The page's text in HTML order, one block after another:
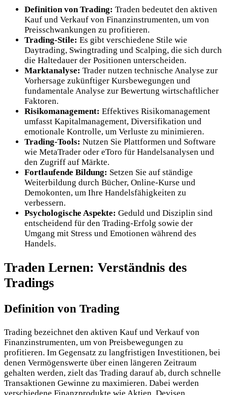
Definition von Trading: Traden bedeutet den aktiven
Kauf und Verkauf von Finanzinstrumenten, um von
Preisschwankungen zu profitieren.
Trading-Stile: Es gibt verschiedene Stile wie
Daytrading, Swingtrading und Scalping, die sich durch
die Haltedauer der Positionen unterscheiden.
Marktanalyse: Trader nutzen technische Analyse zur
Vorhersage zukünftiger Kursbewegungen und
fundamentale Analyse zur Bewertung wirtschaftlicher
Faktoren.
Risikomanagement: Effektives Risikomanagement
umfasst Kapitalmanagement, Diversifikation und
emotionale Kontrolle, um Verluste zu minimieren.
Trading-Tools: Nutzen Sie Plattformen und Software
wie MetaTrader oder eToro für Handelsanalysen und
den Zugriff auf Märkte.
Fortlaufende Bildung: Setzen Sie auf ständige
Weiterbildung durch Bücher, Online-Kurse und
Demokonten, um Ihre Handelsfähigkeiten zu
verbessern.
Psychologische Aspekte: Geduld und Disziplin sind
entscheidend für den Trading-Erfolg sowie der
Umgang mit Stress und Emotionen während des
Handels.
Traden Lernen: Verständnis des
Tradings
Definition von Trading
Trading bezeichnet den aktiven Kauf und Verkauf von
Finanzinstrumenten, um von Preisbewegungen zu
profitieren. Im Gegensatz zu langfristigen Investitionen, bei
denen Vermögenswerte über einen längeren Zeitraum
gehalten werden, zielt das Trading darauf ab, durch schnelle
Transaktionen Gewinne zu maximieren. Dabei werden